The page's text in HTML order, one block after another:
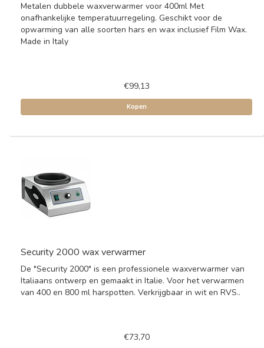
Metalen dubbele waxverwarmer voor 400ml Met
onafhankelijke temperatuurregeling. Geschikt voor de
opwarming van alle soorten hars en wax inclusief Film Wax.
Made in Italy
€99,13
Kopen
Security 2000 wax verwarmer
De "Security 2000" is een professionele waxverwarmer van
Italiaans ontwerp en gemaakt in Italie. Voor het verwarmen
van 400 en 800 ml harspotten. Verkrijgbaar in wit en RVS..
€73,70